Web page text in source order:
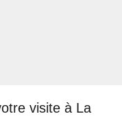
visite à La